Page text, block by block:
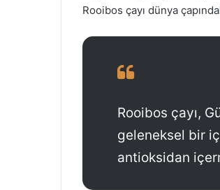
Rooibos çayı dünya
Rooibos çayı,
geleneksel bir
antioksidan